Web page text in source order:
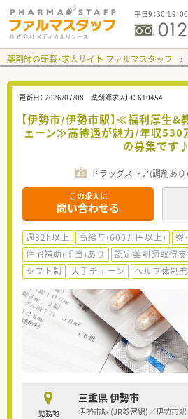
平日9：30-19：
薬剤師の転職・求人サイト ファルマスタッフ
更新日： 2026/07/08 薬剤師求人ID： 610454
【伊勢市/伊勢市駅】≪福利厚生&
ェーン≫高待遇が魅力/年収530
の募集です♪
ドラッグストア(調剤あり)
この求人に
問い合わせる
週32h以上 高給与(600万円以上)
寮
住宅補助(手当)あり
認定薬剤師取得
シフト制
大手チェーン ヘルプ体制
勤務地
三重県 伊勢市
伊勢市駅 (JR参宮線)／伊勢市